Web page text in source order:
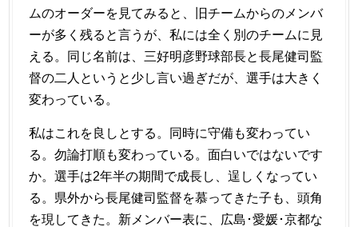
ムのオーダーを見てみると、旧チームからのメンバ
ーが多く残ると言うが、私には全く別のチームに見
える。同じ名前は、三好明彦野球部長と長尾健司監
督の二人というと少し言い過ぎだが、選手は大きく
変わっている。
私はこれを良しとする。同時に守備も変わってい
る。勿論打順も変わっている。面白いではないです
か。選手は2年半の期間で成長し、逞しくなってい
る。県外から長尾健司監督を慕ってきた子も、頭角
を現してきた。新メンバー表に、広島･愛媛･京都な